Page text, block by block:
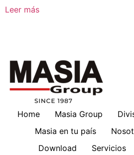
Leer más
Home Masia Group
Masia en tu país
Download
Servicios